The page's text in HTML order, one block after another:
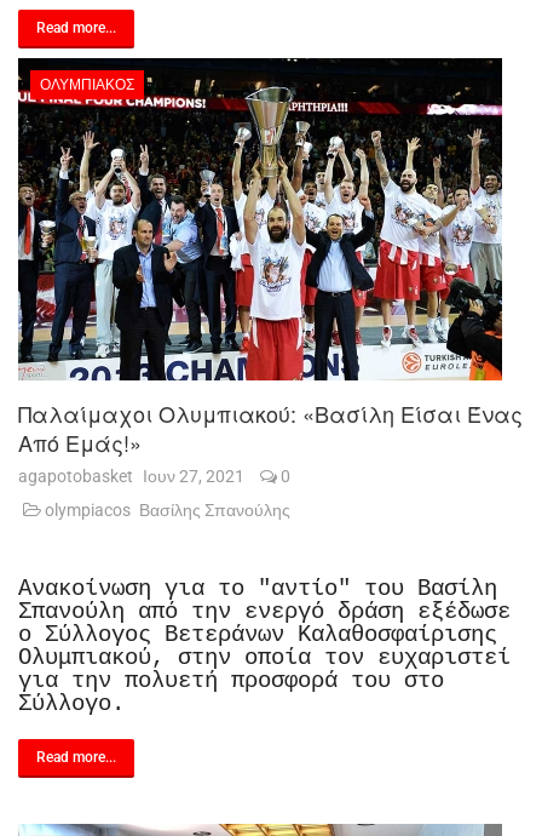
Read more...
ΟΛΥΜΠΙΑΚΌΣ
Παλαίμαχοι Ολυμπιακού: «Βασίλη Είσαι Ένας
Από Εμάς!»
agapotobasket Ιουν 27, 2021
0
olympiacos Βασίλης Σπανούλης
Ανακοίνωση για το "αντίο" του Βασίλη
Σπανούλη από την ενεργό δράση εξέδωσε
ο Σύλλογος Βετεράνων Καλαθοσφαίρισης
Ολυμπιακού, στην οποία τον ευχαριστεί
για την πολυετή προσφορά του στο
Σύλλογο.
Read more...